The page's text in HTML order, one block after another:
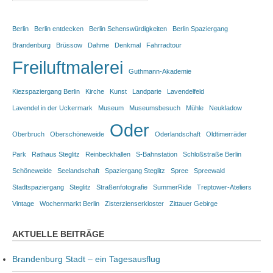
Berlin Berlin entdecken Berlin Sehenswürdigkeiten Berlin Spaziergang
Brandenburg Brüssow Dahme Denkmal Fahrradtour
Freiluftmalerei Guthmann-Akademie
Kiezspaziergang Berlin Kirche Kunst Landparie Lavendelfeld
Lavendel in der Uckermark Museum Museumsbesuch Mühle Neukladow
Oberbruch Oberschöneweide Oder Oderlandschaft Oldtimerräder
Park Rathaus Steglitz Reinbeckhallen S-Bahnstation Schloßstraße Berlin
Schöneweide Seelandschaft Spaziergang Steglitz Spree Spreewald
Stadtspaziergang Steglitz Straßenfotografie SummerRide Treptower-Ateliers
Vintage Wochenmarkt Berlin Zisterzienserkloster Zittauer Gebirge
AKTUELLE BEITRÄGE
Brandenburg Stadt – ein Tagesausflug